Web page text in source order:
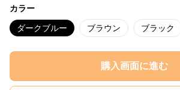
カラー
ダークブルー ブラウン ブラック
購入画面に進む